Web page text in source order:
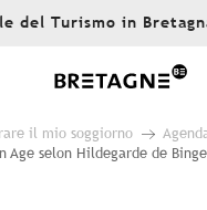
del Turismo in
il mio soggiorno
Age selon Hildegarde de